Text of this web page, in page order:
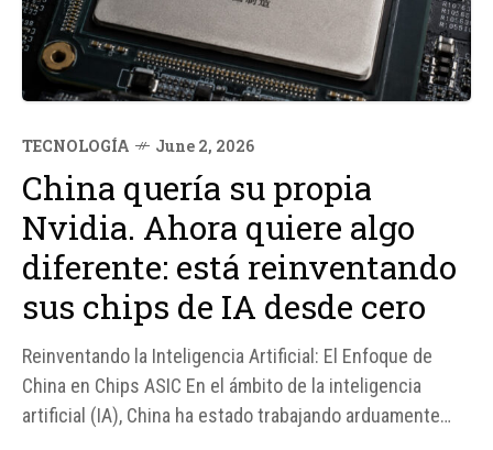
TECNOLOGÍA June 2, 2026
China quería su propia
Nvidia. Ahora quiere algo
diferente: está reinventando
sus chips de IA desde cero
Reinventando la Inteligencia Artificial: El Enfoque de
China en Chips ASIC En el ámbito de la inteligencia
artificial (IA), China ha estado trabajando arduamente